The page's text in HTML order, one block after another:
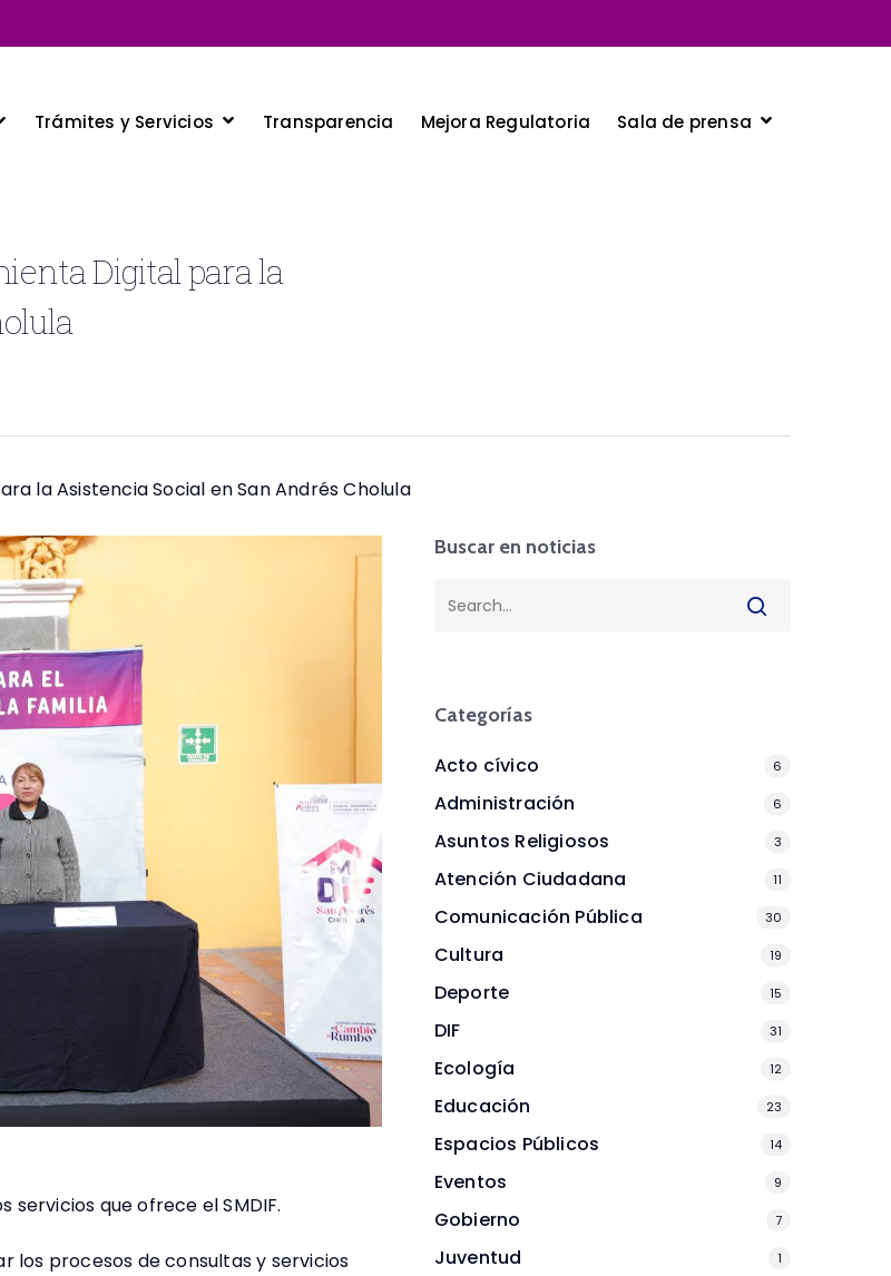
Trámites y Servicios Transparencia Mejora Regulatoria Sala de prensa
Digital para la
la Asistencia Social en San Andrés Cholula
que ofrece el SMDIF.
los procesos de consultas y servicios
Buscar en noticias
Categorías
Acto cívico 6
Administración 6
Asuntos Religiosos 3
Atención Ciudadana 11
Comunicación Pública 30
Cultura 19
Deporte 15
DIF 31
Ecología 12
Educación 23
Espacios Públicos 14
Eventos 9
Gobierno 7
Juventud 1